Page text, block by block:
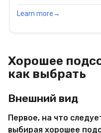
Хорошее
как выбрать
Внешний вид
Первое, на что
выбирая хорошее